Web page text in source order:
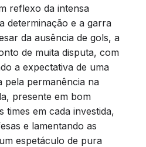
reflexo da intensa
determinação e a garra
da ausência de gols, a
de muita disputa, com
a expectativa de uma
pela permanência na
presente em bom
times em cada investida,
e lamentando as
espetáculo de pura